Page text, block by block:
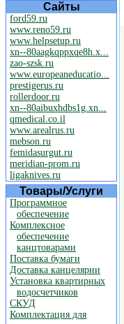
Сайты
ford59.ru
www.reno59.ru
www.helpsetup.ru
xn--80aagkqppxqe8h.x...
zao-szsk.ru
www.europeaneducatio...
prestigerus.ru
rollerdoor.ru
xn--80aibuxhdbs1g.xn...
qmedical.co.il
www.arealrus.ru
mebson.ru
femidasurgut.ru
meridian-prom.ru
ligaknives.ru
Товары/Услуги
Программное
обеспечение
Комплексное
обеспечение
канцтоварами
Поставка бумаги
Доставка канцелярии
Установка квартирных
водосчетчиков
СКУД
Комплектация для